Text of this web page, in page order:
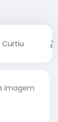
Curtiu
imagem